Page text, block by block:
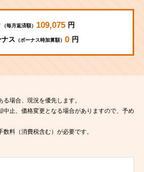
（毎月返済額） 109,075 円
ス （ボーナス時加算額） 0 円
場合、現況を優先します。
中止、価格変更となる場合がありますので、予め
料（消費税含む）が必要です。